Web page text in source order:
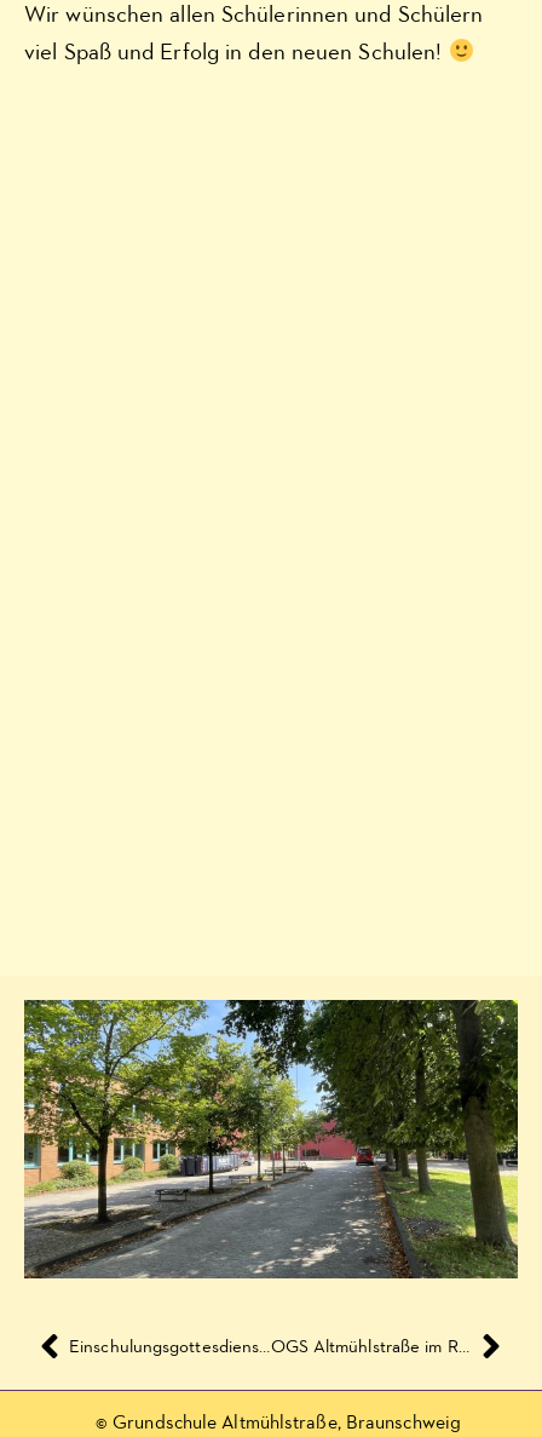
Wir wünschen allen Schülerinnen und Schülern
viel Spaß und Erfolg in den neuen Schulen!
© Grundschule Altmühlstraße, Braunschweig